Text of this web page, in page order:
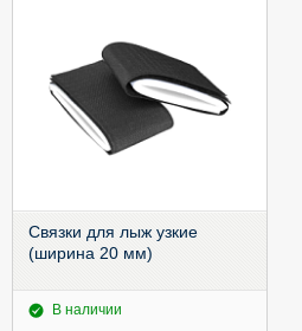
Связки для лыж узкие
(ширина 20 мм)
В наличии